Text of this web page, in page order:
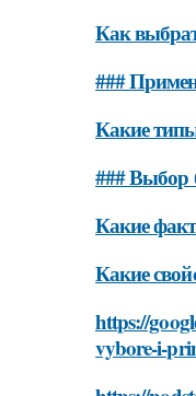
Как
###
Какие
### Выбор
Какие
Какие
https://
vybore-i-